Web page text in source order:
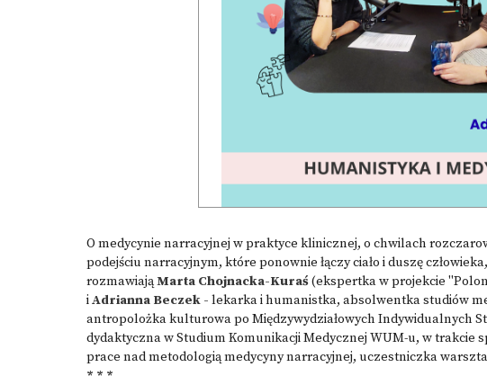
O medycynie narracyjnej w praktyce klinicznej, o chwilach
podejściu narracyjnym, które ponownie łączy ciało i duszę
rozmawiająMarta Chojnacka-Kuraś(ekspertka w projekcie
iAdrianna Beczek - lekarka i humanistka, absolwentka studiów
antropolożka kulturowa po Międzywydziałowych Indywidualnych
dydaktyczna w Studium Komunikacji Medycznej WUM-u, w trakcie
prace nad metodologią medycyny narracyjnej, uczestniczka
* * *